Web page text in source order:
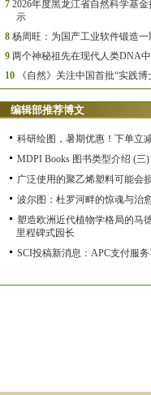
7 2026年度黑龙江省自然科学基
示
8 杨周旺：为国产工业软件锻造一
9 两个神秘祖先在现代人类DNA
10
《自然》关注中国首批“实践
编辑部推荐博文
科研绘图，暑期优惠！下单立
MDPI Books 图书类型介绍 (三)
广泛使用的聚乙烯塑料可能会
波尔图：杜罗河畔的惊魂与治
塑造欧洲近代植物学格局的马
里程碑式园长
SCI投稿新消息：APC支付服务